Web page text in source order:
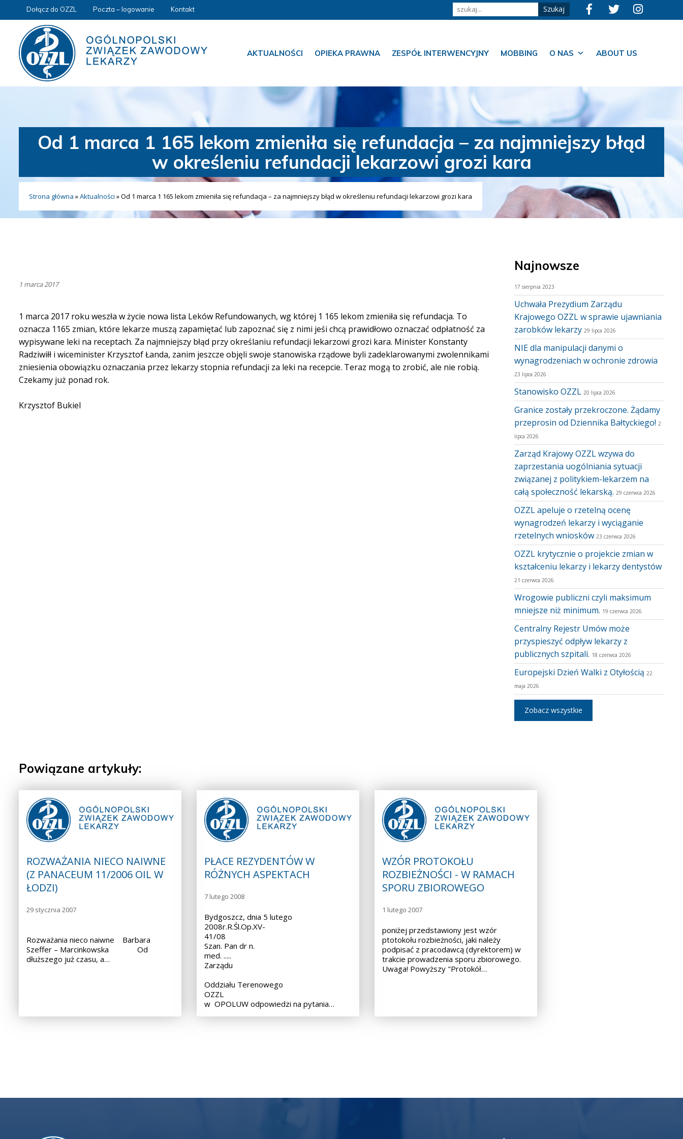
Dołącz do OZZL Poczta – logowanie Kontakt
AKTUALNOŚCI OPIEKA PRAWNA ZESPÓŁ INTERWENCYJNY MOBBING O NAS ABOUT US
Od 1 marca 1 165 lekom zmieniła się refundacja – za najmniejszy błąd
w określeniu refundacji lekarzowi grozi kara
Strona główna »Aktualności »Od 1 marca 1 165 lekom zmieniła się refundacja – za najmniejszy błąd w określeniu refundacji lekarzowi grozi kara
1 marca 2017
1 marca 2017 roku weszła w życie nowa lista Leków Refundowanych, wg której 1 165 lekom zmieniła się refundacja. To
oznacza 1165 zmian, które lekarze muszą zapamiętać lub zapoznać się z nimi jeśi chcą prawidłowo oznaczać odpłatność za
wypisywane leki na receptach. Za najmniejszy błąd przy określaniu refundacji lekarzowi grozi kara. Minister Konstanty
Radziwiłł i wiceminister Krzysztof Łanda, zanim jeszcze objęli swoje stanowiska rządowe byli zadeklarowanymi zwolennikami
zniesienia obowiązku oznaczania przez lekarzy stopnia refundacji za leki na recepcie. Teraz mogą to zrobić, ale nie robią.
Czekamy już ponad rok.
Krzysztof Bukiel
Najnowsze
17 sierpnia 2023
Uchwała Prezydium Zarządu
Krajowego OZZL w sprawie ujawniania
zarobków lekarzy 29 lipca 2026
NIE dla manipulacji danymi o
wynagrodzeniach w ochronie zdrowia
23 lipca 2026
Stanowisko OZZL 20 lipca 2026
Granice zostały przekroczone. Żądamy
przeprosin od Dziennika Bałtyckiego! 2
lipca 2026
Zarząd Krajowy OZZL wzywa do
zaprzestania uogólniania sytuacji
związanej z politykiem-lekarzem na
całą społeczność lekarską. 29 czerwca 2026
OZZL apeluje o rzetelną ocenę
wynagrodzeń lekarzy i wyciąganie
rzetelnych wniosków 23 czerwca 2026
OZZL krytycznie o projekcie zmian w
kształceniu lekarzy i lekarzy dentystów
21 czerwca 2026
Wrogowie publiczni czyli maksimum
mniejsze niż minimum. 19 czerwca 2026
Centralny Rejestr Umów może
przyspieszyć odpływ lekarzy z
publicznych szpitali. 18 czerwca 2026
Europejski Dzień Walki z Otyłością 22
maja 2026
Zobacz wszystkie
Powiązane artykuły:
ROZWAŻANIA NIECO NAIWNE
(Z PANACEUM 11/2006 OIL W
ŁODZI)
29 stycznia 2007
Rozważania nieco naiwne Barbara
Szeffer – Marcinkowska Od
dłuższego już czasu, a…
PŁACE REZYDENTÓW W
RÓŻNYCH ASPEKTACH
7 lutego 2008
Bydgoszcz, dnia 5 lutego
2008r.R.Śl.Op.XV-
41/08
Szan. Pan dr n.
med. ..... Przewodniczący
Zarządu
Oddziału Terenowego
OZZL
w OPOLUW odpowiedzi na pytania…
WZÓR PROTOKOŁU
ROZBIEŻNOŚCI - W RAMACH
SPORU ZBIOROWEGO
1 lutego 2007
poniżej przedstawiony jest wzór
ptotokołu rozbieżności, jaki należy
podpisać z pracodawcą (dyrektorem) w
trakcie prowadzenia sporu zbiorowego.
Uwaga! Powyższy "Protokół…